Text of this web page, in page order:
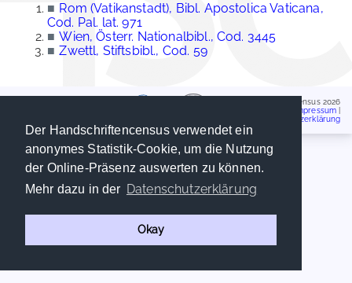
Der Handschriftencensus verwendet ein
anonymes Statistik-Cookie, um die Nutzung
der Online-Präsenz auswerten zu können.
Mehr dazu in der Datenschutzerklärung
Okay
■ Rom (Vatikanstadt), Bibl. Apostolica Vaticana,
Cod. Pal. lat. 971
■ Wien, Österr. Nationalbibl., Cod. 3445
■ Zwettl, Stiftsbibl., Cod. 59
Handschriftencensus 2026
Impressum
Datenschutzerklärung